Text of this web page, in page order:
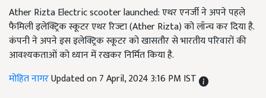
Ather Rizta Electric scooter launched: एथर एनर्जी ने अपने पहले
फैमिली इलेक्ट्रिक स्कूटर एथर रिज्टा (Ather Rizta) को लॉन्च कर दिया है.
कंपनी ने अपने इस इलेक्ट्रिक स्कूटर को खासतौर से भारतीय परिवारों की
आवश्यकताओं को ध्यान में रखकर निर्मित किया है.
मोहित नागरUpdated on 7 April, 2024 3:16 PM IST